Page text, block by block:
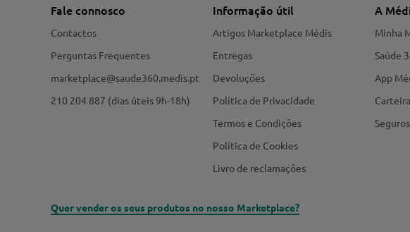
Fale connosco
Contactos
Perguntas Frequentes
marketplace@saude360.medis.pt
210 204 887 (dias úteis 9h-18h)
Informação útil
Artigos Marketplace Médis
Entregas
Devoluções
Política de Privacidade
Termos e Condições
Política de Cookies
Livro de reclamações
A
Minha
Saúde
App
Quer vender os seus produtos no nosso Marketplace?